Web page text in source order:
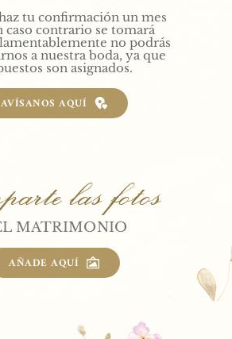
tu confirmación un mes
caso contrario se tomará
no podrás
a nuestra boda, ya que
son asignados.
AVÍSANOS AQUÍ
las fotos
MATRIMONIO
AÑADE AQUÍ